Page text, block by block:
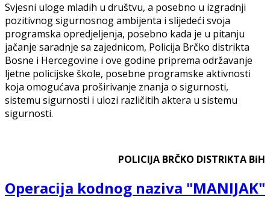
Svjesni uloge mladih u društvu, a posebno u izgradnji
pozitivnog sigurnosnog ambijenta i slijedeći svoja
programska opredjeljenja, posebno kada je u pitanju
jačanje saradnje sa zajednicom, Policija Brčko distrikta
Bosne i Hercegovine i ove godine priprema održavanje
ljetne policijske škole, posebne programske aktivnosti
koja omogućava proširivanje znanja o sigurnosti,
sistemu sigurnosti i ulozi različitih aktera u sistemu
sigurnosti.
POLICIJA BRČKO DISTRIKTA BiH
Operacija kodnog naziva "MANIJAK"